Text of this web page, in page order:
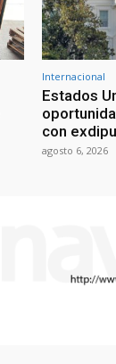
Internacional
Estados
con
agosto 6, 2026